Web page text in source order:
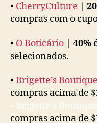
• CherryCulture
compras com o
• O Boticário 40%
selecionados.
• Brigette’s Boutique
compras acima de
• Brigette’s Boutique
compras acima de